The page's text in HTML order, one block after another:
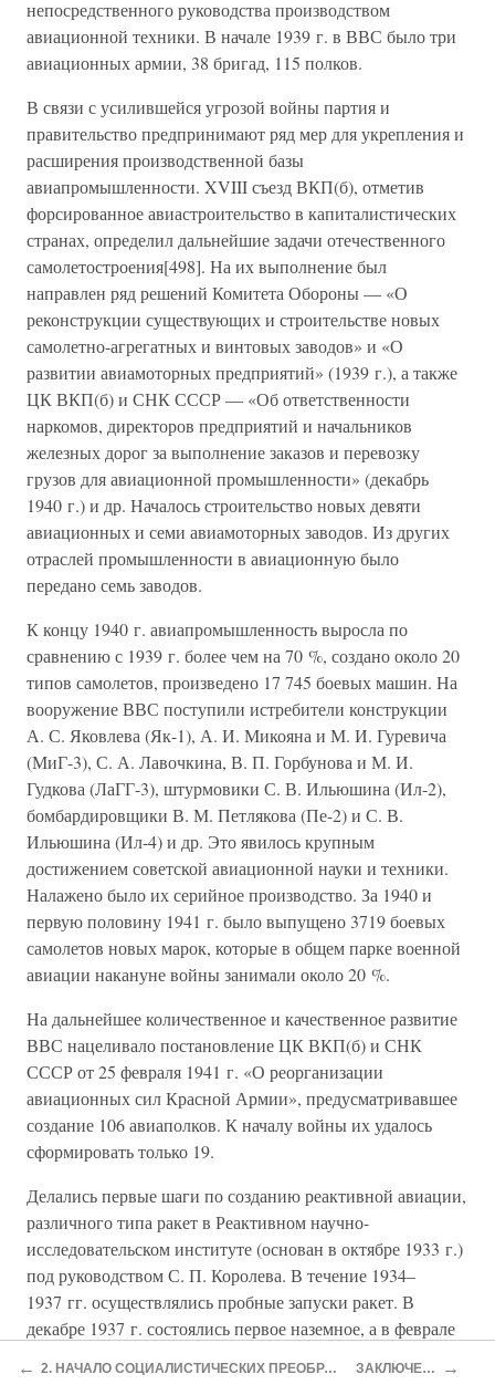
непосредственного руководства производством
авиационной техники. В начале 1939 г. в ВВС было три
авиационных армии, 38 бригад, 115 полков.
В связи с усилившейся угрозой войны партия и
правительство предпринимают ряд мер для укрепления и
расширения производственной базы
авиапромышленности. XVIII съезд ВКП(б), отметив
форсированное авиастроительство в капиталистических
странах, определил дальнейшие задачи отечественного
самолетостроения[498]. На их выполнение был
направлен ряд решений Комитета Обороны — «О
реконструкции существующих и строительстве новых
самолетно-агрегатных и винтовых заводов» и «О
развитии авиамоторных предприятий» (1939 г.), а также
ЦК ВКП(б) и СНК СССР — «Об ответственности
наркомов, директоров предприятий и начальников
железных дорог за выполнение заказов и перевозку
грузов для авиационной промышленности» (декабрь
1940 г.) и др. Началось строительство новых девяти
авиационных и семи авиамоторных заводов. Из других
отраслей промышленности в авиационную было
передано семь заводов.
К концу 1940 г. авиапромышленность выросла по
сравнению с 1939 г. более чем на 70 %, создано около 20
типов самолетов, произведено 17 745 боевых машин. На
вооружение ВВС поступили истребители конструкции
А. С. Яковлева (Як-1), А. И. Микояна и М. И. Гуревича
(МиГ-3), С. А. Лавочкина, В. П. Горбунова и М. И.
Гудкова (ЛаГГ-3), штурмовики С. В. Ильюшина (Ил-2),
бомбардировщики В. М. Петлякова (Пе-2) и С. В.
Ильюшина (Ил-4) и др. Это явилось крупным
достижением советской авиационной науки и техники.
Налажено было их серийное производство. За 1940 и
первую половину 1941 г. было выпущено 3719 боевых
самолетов новых марок, которые в общем парке военной
авиации накануне войны занимали около 20 %.
На дальнейшее количественное и качественное развитие
ВВС нацеливало постановление ЦК ВКП(б) и СНК
СССР от 25 февраля 1941 г. «О реорганизации
авиационных сил Красной Армии», предусматривавшее
создание 106 авиаполков. К началу войны их удалось
сформировать только 19.
Делались первые шаги по созданию реактивной авиации,
различного типа ракет в Реактивном научно-
исследовательском институте (основан в октябре 1933 г.)
под руководством С. П. Королева. В течение 1934–
1937 гг. осуществлялись пробные запуски ракет. В
декабре 1937 г. состоялись первое наземное, а в феврале
П. Королева, прошедшие весьма успешно.
← 2. НАЧАЛО СОЦИАЛИСТИЧЕСКИХ ПРЕОБРАЗОВАНИЙ ЗАКЛЮЧЕНИЕ →